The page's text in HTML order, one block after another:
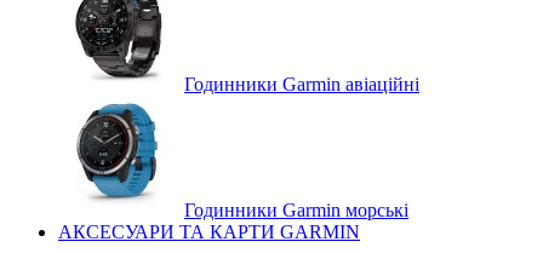
Годинники Garmin авіаційні
Годинники Garmin морські
АКСЕСУАРИ ТА КАРТИ GARMIN